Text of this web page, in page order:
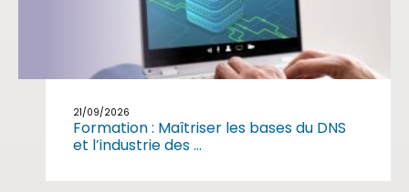
21/09/2026
Formation : Maîtriser les bases du DNS
et l’industrie des ...